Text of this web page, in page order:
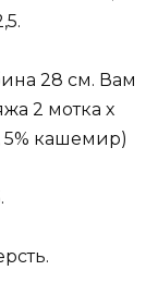
28 см. Вам
2 мотка х
5% кашемир)